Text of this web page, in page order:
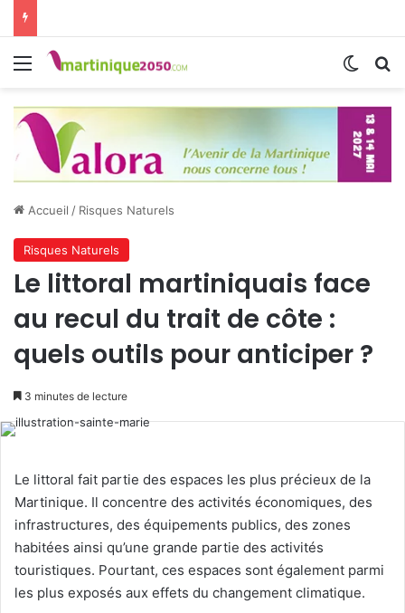
Menu
Accueil / Risques Naturels
Risques Naturels
Le littoral martiniquais face
au recul du trait de côte :
quels outils pour anticiper ?
3 minutes de lecture
Le littoral fait partie des espaces les plus précieux de la
Martinique. Il concentre des activités économiques, des
infrastructures, des équipements publics, des zones
habitées ainsi qu’une grande partie des activités
touristiques. Pourtant, ces espaces sont également parmi
les plus exposés aux effets du changement climatique.